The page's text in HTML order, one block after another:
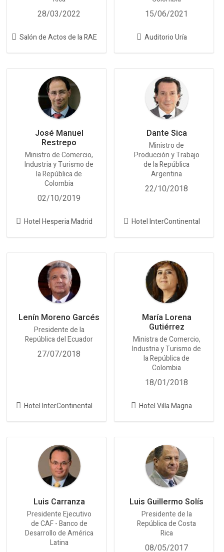
28/03/2022
Salón de Actos de la RAE
15/06/2021
Auditorio Uría
José Manuel
Restrepo
Ministro de Comercio,
Industria y Turismo de
la República de
Colombia
02/10/2019
Hotel Hesperia Madrid
Dante Sica
Ministro de
Producción y Trabajo
de la República
Argentina
22/10/2018
Hotel InterContinental
Lenín Moreno Garcés
Presidente de la
República del Ecuador
27/07/2018
Hotel InterContinental
María Lorena
Gutiérrez
Ministra de Comercio,
Industria y Turismo de
la República de
Colombia
18/01/2018
Hotel Villa Magna
Luis Carranza
Presidente Ejecutivo
de CAF - Banco de
Desarrollo de América
Latina
Luis Guillermo Solís
Presidente de la
República de Costa
Rica
08/05/2017